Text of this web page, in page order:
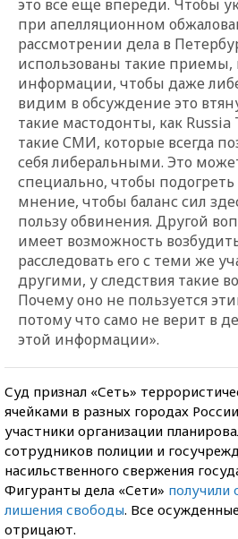
это все еще впереди. Чтобы
при апелляционном
рассмотрении дела в
использованы такие приемы,
информации, чтобы даже
видим в обсуждение это
такие мастодонты, как
такие СМИ, которые всегда
себя либеральными. Это
специально, чтобы
мнение, чтобы баланс сил
пользу обвинения. Другой
имеет возможность
расследовать его с теми же
другими, у следствия такие
Почему оно не пользуется
потому что само не верит в
этой информации».
Суд признал «Сеть»
ячейками в разных городах
участники организации
сотрудников полиции и
насильственного свержения
Фигуранты дела «Сети» получили
лишения свободы. Все
отрицают.